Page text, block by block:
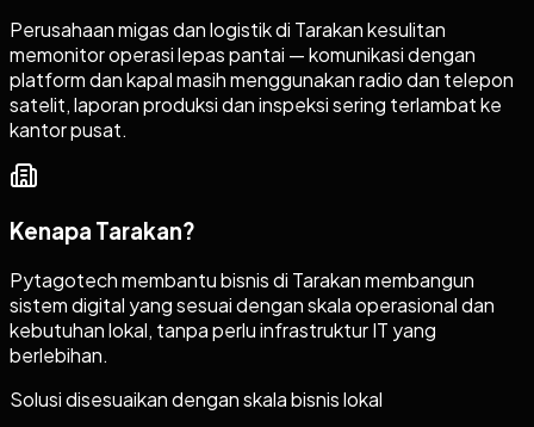
Perusahaan migas dan logistik di Tarakan kesulitan
memonitor operasi lepas pantai — komunikasi dengan
platform dan kapal masih menggunakan radio dan telepon
satelit, laporan produksi dan inspeksi sering terlambat ke
kantor pusat.
Kenapa Tarakan?
Pytagotech membantu bisnis di Tarakan membangun
sistem digital yang sesuai dengan skala operasional dan
kebutuhan lokal, tanpa perlu infrastruktur IT yang
berlebihan.
Solusi disesuaikan dengan skala bisnis lokal